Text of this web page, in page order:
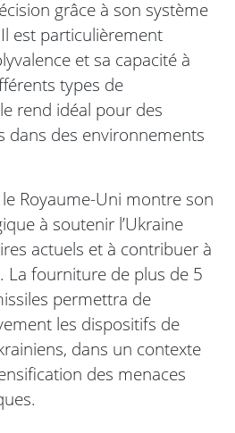
grâce à son système
est particulièrement
et sa capacité à
types de
rend idéal pour des
dans des environnements
Royaume-Uni montre son
à soutenir l’Ukraine
actuels et à contribuer à
La fourniture de plus de 5
permettra de
les dispositifs de
dans un contexte
des menaces